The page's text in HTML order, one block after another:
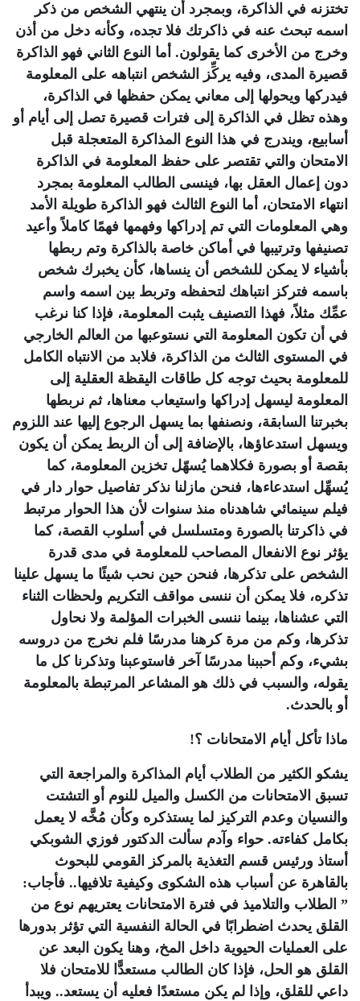
تختزنه في الذاكرة، وبمجرد أن ينتهي الشخص من ذكر
اسمه تبحث عنه في ذاكرتك فلا تجده، وكأنه دخل من أذن
وخرج من الأخرى كما يقولون. أما النوع الثاني فهو الذاكرة
قصيرة المدى، وفيه يركِّز الشخص انتباهه على المعلومة
فيدركها ويحولها إلى معاني يمكن حفظها في الذاكرة،
وهذه تظل في الذاكرة إلى فترات قصيرة تصل إلى أيام أو
أسابيع، ويندرج في هذا النوع المذاكرة المتعجلة قبل
الامتحان والتي تقتصر على حفظ المعلومة في الذاكرة
دون إعمال العقل بها، فينسى الطالب المعلومة بمجرد
انتهاء الامتحان، أما النوع الثالث فهو الذاكرة طويلة الأمد
وهي المعلومات التي تم إدراكها وفهمها فهمًا كاملاً وأعيد
تصنيفها وترتيبها في أماكن خاصة بالذاكرة وتم ربطها
بأشياء لا يمكن للشخص أن ينساها، كأن يخبرك شخص
باسمه فتركز انتباهك لتحفظه وتربط بين اسمه واسم
عمِّك مثلاً، فهذا التصنيف يثبت المعلومة، فإذا كنا نرغب
في أن تكون المعلومة التي نستوعبها من العالم الخارجي
في المستوى الثالث من الذاكرة، فلابد من الانتباه الكامل
للمعلومة بحيث توجه كل طاقات اليقظة العقلية إلى
المعلومة ليسهل إدراكها واستيعاب معناها، ثم نربطها
بخبرتنا السابقة، ونصنفها بما يسهل الرجوع إليها عند اللزوم
ويسهل استدعاؤها، بالإضافة إلى أن الربط يمكن أن يكون
بقصة أو بصورة فكلاهما يُسهّل تخزين المعلومة، كما
يُسهِّل استدعاءها، فنحن مازلنا نذكر تفاصيل حوار دار في
فيلم سينمائي شاهدناه منذ سنوات لأن هذا الحوار مرتبط
في ذاكرتنا بالصورة ومتسلسل في أسلوب القصة، كما
يؤثر نوع الانفعال المصاحب للمعلومة في مدى قدرة
الشخص على تذكرها، فنحن حين نحب شيئًا ما يسهل علينا
تذكره، فلا يمكن أن ننسى مواقف التكريم ولحظات الثناء
التي عشناها، بينما ننسى الخبرات المؤلمة ولا نحاول
تذكرها، وكم من مرة كرهنا مدرسًا فلم نخرج من دروسه
بشيء، وكم أحببنا مدرسًا آخر فاستوعبنا وتذكرنا كل ما
يقوله، والسبب في ذلك هو المشاعر المرتبطة بالمعلومة
أو بالحدث.
ماذا تأكل أيام الامتحانات ؟!
يشكو الكثير من الطلاب أيام المذاكرة والمراجعة التي
تسبق الامتحانات من الكسل والميل للنوم أو التشتت
والنسيان وعدم التركيز لما يستذكره وكأن مُخَّه لا يعمل
بكامل كفاءته. حواء وآدم سألت الدكتور فوزي الشوبكي
أستاذ ورئيس قسم التغذية بالمركز القومي للبحوث
بالقاهرة عن أسباب هذه الشكوى وكيفية تلافيها.. فأجاب:
” الطلاب والتلاميذ في فترة الامتحانات يعتريهم نوع من
القلق يحدث اضطرابًا في الحالة النفسية التي تؤثر بدورها
على العمليات الحيوية داخل المخ، وهنا يكون البعد عن
القلق هو الحل، فإذا كان الطالب مستعدًّا للامتحان فلا
داعي للقلق، وإذا لم يكن مستعدًا فعليه أن يستعد.. ويبدأ